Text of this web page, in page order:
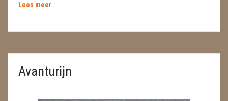
CADEAUBONNEN
DIERTJES
DIVERSE
ENGELEN
Lees meer
Avanturijn